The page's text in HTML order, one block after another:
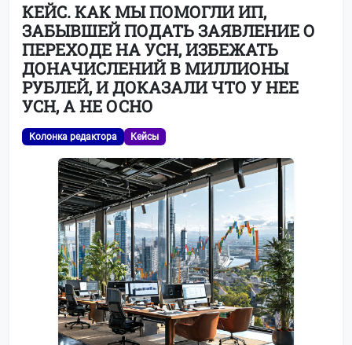
КЕЙС. КАК МЫ ПОМОГЛИ ИП,
ЗАБЫВШЕЙ ПОДАТЬ ЗАЯВЛЕНИЕ О
ПЕРЕХОДЕ НА УСН, ИЗБЕЖАТЬ
ДОНАЧИСЛЕНИЙ В МИЛЛИОНЫ
РУБЛЕЙ, И ДОКАЗАЛИ ЧТО У НЕЕ
УСН, А НЕ ОСНО
Колонка редактора Кейсы